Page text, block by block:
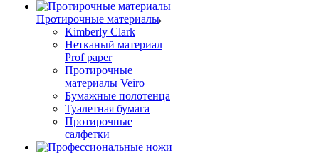
Протирочные материалы
Kimberly Clark
Нетканый материал
Prof paper
Протирочные
материалы Veiro
Бумажные полотенца
Туалетная бумага
Протирочные
салфетки